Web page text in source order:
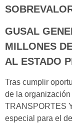
GUSAL
MILLONES
AL ESTADO
Tras cumplir
de la
TRANSPORTES
especial para el